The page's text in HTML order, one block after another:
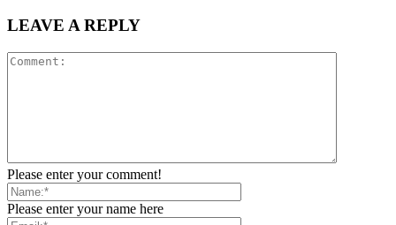
LEAVE A REPLY
Please enter your comment!
Please enter your name here